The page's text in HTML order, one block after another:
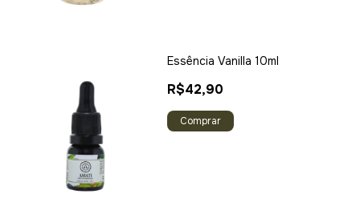
Essência Vanilla 10ml
R$42,90